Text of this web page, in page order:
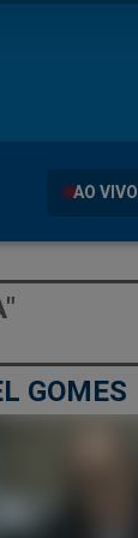
AO VIVO
GOMES